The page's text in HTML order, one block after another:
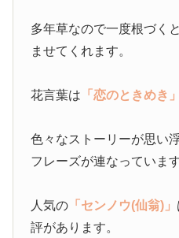
多年草なので一度根づく
ませてくれます。
花言葉は 「恋のときめき」
色々なストーリーが思い
フレーズが連なっています
人気の 「センノウ(仙翁)」
評があります。